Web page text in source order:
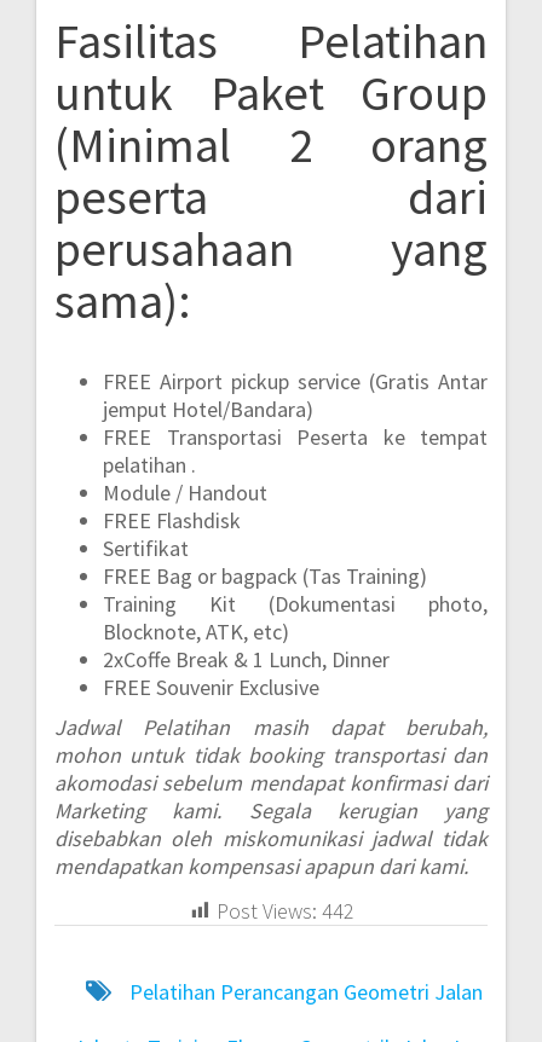
Fasilitas Pelatihan
untuk Paket Group
(Minimal 2 orang
peserta dari
perusahaan yang
sama):
FREE Airport pickup service (Gratis Antar
jemput Hotel/Bandara)
FREE Transportasi Peserta ke tempat
pelatihan .
Module / Handout
FREE Flashdisk
Sertifikat
FREE Bag or bagpack (Tas Training)
Training Kit (Dokumentasi photo,
Blocknote, ATK, etc)
2xCoffe Break & 1 Lunch, Dinner
FREE Souvenir Exclusive
Jadwal Pelatihan masih dapat berubah,
mohon untuk tidak booking transportasi dan
akomodasi sebelum mendapat konfirmasi dari
Marketing kami. Segala kerugian yang
disebabkan oleh miskomunikasi jadwal tidak
mendapatkan kompensasi apapun dari kami.
Post Views: 442
Pelatihan Perancangan Geometri Jalan